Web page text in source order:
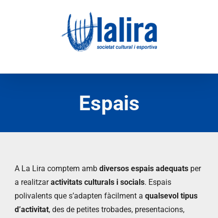
Espais
A La Lira comptem ambdiversos espais adequatsper
a realitzaractivitats culturals i socials. Espais
polivalents que s’adapten fàcilment a qualsevol tipus
d’activitat, des de petites trobades, presentacions,